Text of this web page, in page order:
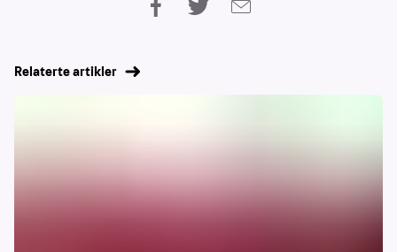
Relaterte artikler